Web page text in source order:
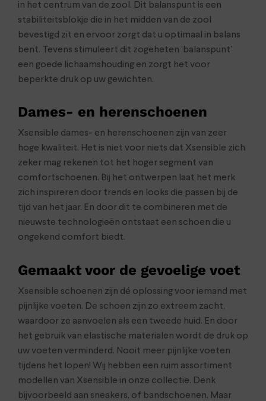
in het centrum van de zool. Dit balanspunt is een
stabiliteitsblokje die in het midden van de zool
bevestigd zit en ervoor zorgt dat u optimaal in balans
bent. Tevens stimuleert dit zogeheten ‘balanspunt’
een goede lichaamshouding en zorgt het voor
beperkte druk op uw gewichten.
Dames- en herenschoenen
Xsensible dames- en herenschoenen zijn van zeer
hoge kwaliteit. Het is niet voor niets dat Xsensible zich
zeker mag rekenen tot het hoger segment van
comfortschoenen. Bij het ontwerpen laat het merk
zich inspireren door trends en looks die passen bij de
tijd van het jaar. En door dit te combineren met de
nieuwste technologieën ontstaat een schoen die u
ongekend comfort biedt.
Gemaakt voor de gevoelige voet
Xsensible schoenen zijn dé oplossing voor iemand met
pijnlijke voeten. De schoen zijn zo extreem zacht,
waardoor ze aanvoelen als een tweede huid. En door
het gebruik van elastische materialen wordt de druk op
uw voeten verminderd. Nooit meer pijnlijke voeten
tijdens het lopen! Wij hebben een ruim assortiment
modellen van Xsensible in onze collectie. Denk
bijvoorbeeld aan sneakers, of bandschoenen. Maar